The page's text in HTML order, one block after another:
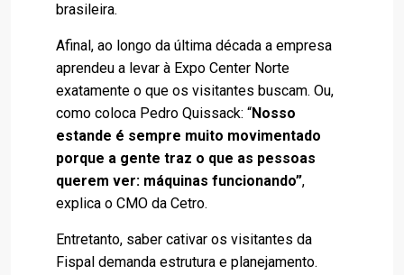
brasileira.
Afinal, ao longo da última década a empresa
aprendeu a levar à Expo Center Norte
exatamente o que os visitantes buscam. Ou,
como coloca Pedro Quissack: “Nosso
estande é sempre muito movimentado
porque a gente traz o que as pessoas
querem ver: máquinas funcionando”,
explica o CMO da Cetro.
Entretanto, saber cativar os visitantes da
Fispal demanda estrutura e planejamento.